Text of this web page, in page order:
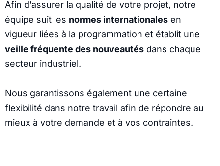
Afin d’assurer la qualité de votre projet, notre
équipe suit les normes internationales en
vigueur liées à la programmation et établit une
veille fréquente des nouveautés dans chaque
secteur industriel.
Nous garantissons également une certaine
flexibilité dans notre travail afin de répondre au
mieux à votre demande et à vos contraintes.